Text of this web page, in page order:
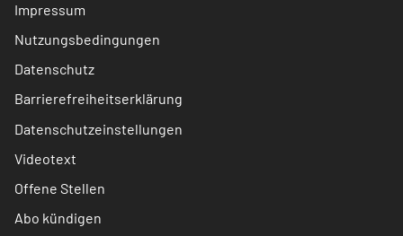
Impressum
Nutzungsbedingungen
Datenschutz
Barrierefreiheitserklärung
Datenschutzeinstellungen
Videotext
Offene Stellen
Abo kündigen